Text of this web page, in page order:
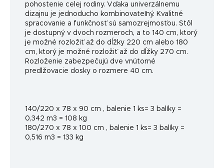
pohostenie celej rodiny. Vďaka univerzálnemu
dizajnu je jednoducho kombinovateľný. Kvalitné
spracovanie a funkčnosť sú samozrejmosťou. Stôl
je dostupný v dvoch rozmeroch, a to 140 cm, ktorý
je možné rozložiť až do dĺžky 220 cm alebo 180
cm, ktorý je možné rozložiť až do dĺžky 270 cm.
Rozloženie zabezpečujú dve vnútorné
predlžovacie dosky o rozmere 40 cm.
140/220 x 78 x 90 cm , balenie 1 ks= 3 balíky =
0,342 m3 = 108 kg
180/270 x 78 x 100 cm , balenie 1 ks= 3 balíky =
0,516 m3 = 133 kg